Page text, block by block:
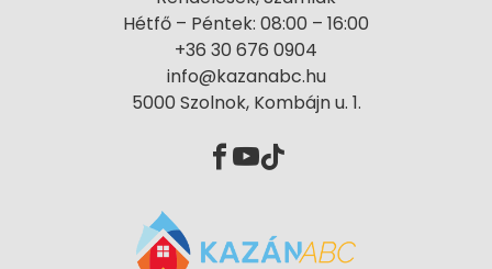
Hétfő – Péntek: 08:00 – 16:00
+36 30 676 0904
info@kazanabc.hu
5000 Szolnok, Kombájn u. 1.